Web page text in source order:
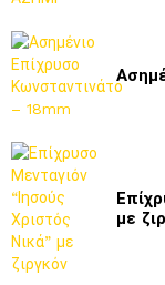
με